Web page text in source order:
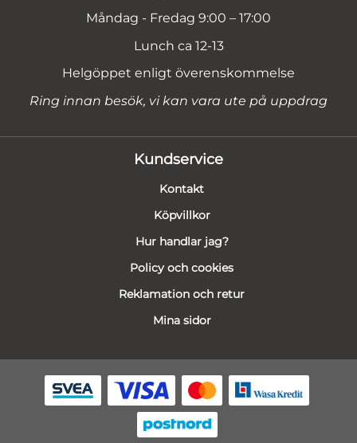
Måndag - Fredag 9:00 – 17:00
Lunch ca 12-13
Helgöppet enligt överenskommelse
Ring innan besök, vi kan vara ute på uppdrag
Kundservice
Kontakt
Köpvillkor
Hur handlar jag?
Policy och cookies
Reklamation och retur
Mina sidor